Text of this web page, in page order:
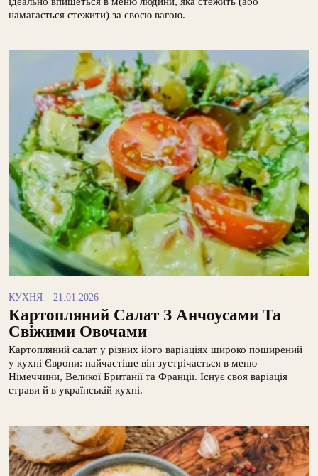
намагається стежити) за своєю вагою.
КУХНЯ 21.01.2026
Картопляний Салат З Анчоусами Та
Свіжими Овочами
Картопляний салат у різних його варіаціях широко поширений
у кухні Європи: найчастіше він зустрічається в меню
Німеччини, Великої Британії та Франції. Існує своя варіація
страви й в українській кухні.